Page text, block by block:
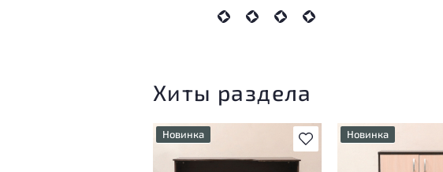
Хиты раздела
В избранное
Новинка
У товара присутствуют
незначительные следы
Новинка
У товара
незначительные